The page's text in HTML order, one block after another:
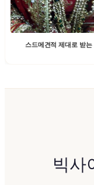
스드메견적 제대로 받는
빅사